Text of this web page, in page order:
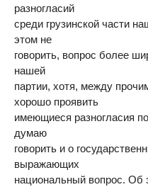
разногласий
среди грузинской части
этом не
говорить, вопрос более
нашей
партии, хотя, между
хорошо проявить
имеющиеся разногласия
думаю
говорить и о
выражающих
национальный вопрос. Об